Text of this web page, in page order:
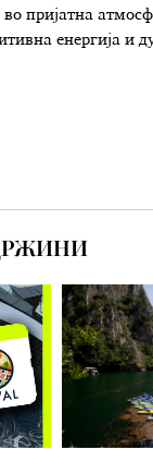
пријатна
енергија и